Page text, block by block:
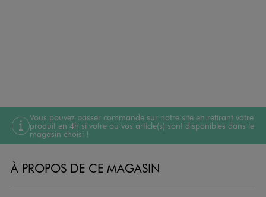
Vous pouvez passer commande sur notre site en retirant votre
produit en 4h si votre ou vos article(s) sont disponibles dans le
magasin choisi !
À PROPOS DE CE MAGASIN